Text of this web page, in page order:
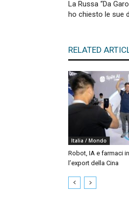
La Russa “Da
ho chiesto le sue
RELATED
Italia / Mondo
Robot, IA e farmaci
l’export della Cina